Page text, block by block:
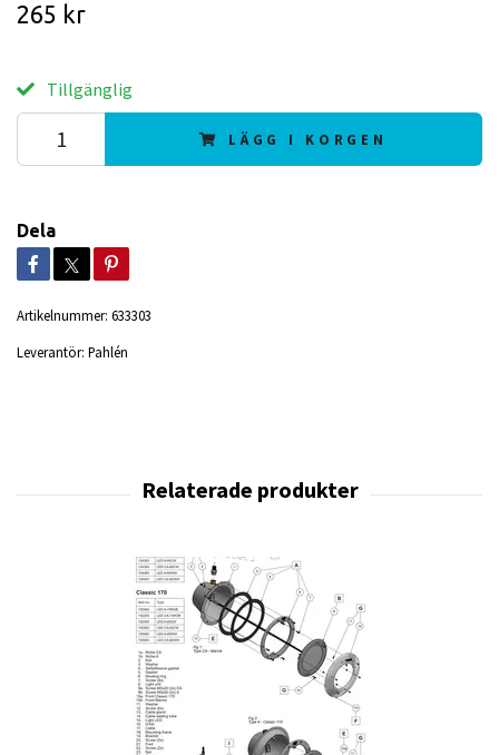
265 kr
Tillgänglig
LÄGG I KORGEN
Dela
Artikelnummer: 633303
Leverantör: Pahlén